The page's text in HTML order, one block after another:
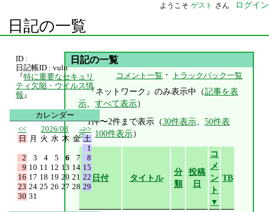
ようこそ ゲスト さん ログイン
日記の一覧
日記の一覧
コメント一覧 ・ トラックバック一覧
『ネットワーク』のみ表示中（記事を表
示、すべて表示）
1件〜2件まで表示（30件表示、 50件表
示、 100件表示）
日付 タイトル
分
類
投稿
日
コ
メ
ン
ト
▼
TB
ID :
日記帳ID : vuln
『特に重要なセキュリ
ティ欠陥・ウイルス情
報 』
カレンダー
<<
2026/08
>>
日
月 火 水 木 金 土
1
2
3 4 5 6 7
8
9 10 11 12 13 14 15
16 17 18 19 20 21 22
23 24 25 26 27 28 29
30 31